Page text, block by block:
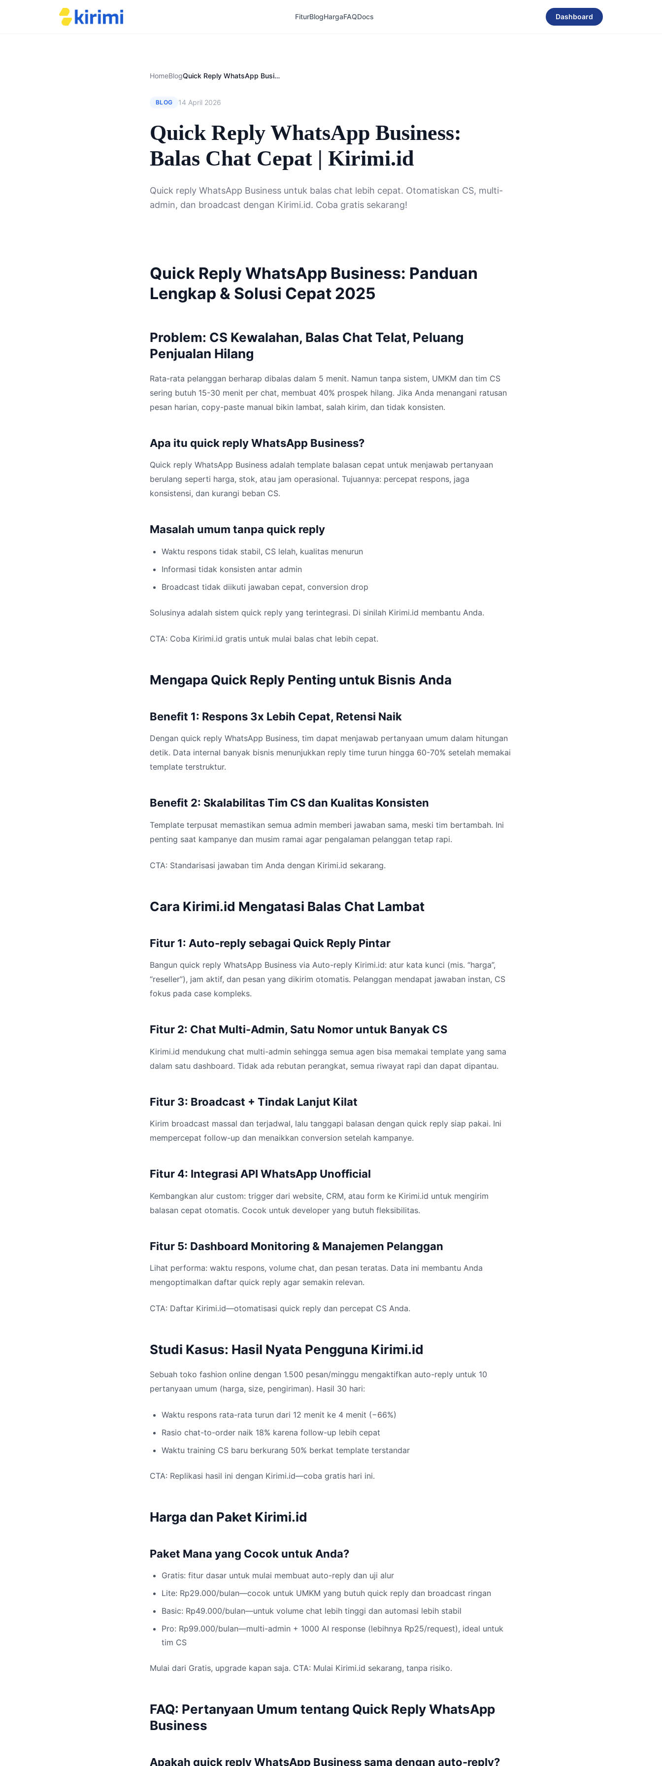
FiturBlogHargaFAQDocs Dashboard
HomeBlog Quick Reply WhatsApp Business: Balas Chat Cepat | Kirimi.id
BLOG 14 April 2026
Quick Reply WhatsApp Business:
Balas Chat Cepat | Kirimi.id
Quick reply WhatsApp Business untuk balas chat lebih cepat. Otomatiskan CS, multi-
admin, dan broadcast dengan Kirimi.id. Coba gratis sekarang!
Quick Reply WhatsApp Business: Panduan
Lengkap & Solusi Cepat 2025
Problem: CS Kewalahan, Balas Chat Telat, Peluang
Penjualan Hilang
Rata-rata pelanggan berharap dibalas dalam 5 menit. Namun tanpa sistem, UMKM dan tim CS
sering butuh 15-30 menit per chat, membuat 40% prospek hilang. Jika Anda menangani ratusan
pesan harian, copy-paste manual bikin lambat, salah kirim, dan tidak konsisten.
Apa itu quick reply WhatsApp Business?
Quick reply WhatsApp Business adalah template balasan cepat untuk menjawab pertanyaan
berulang seperti harga, stok, atau jam operasional. Tujuannya: percepat respons, jaga
konsistensi, dan kurangi beban CS.
Masalah umum tanpa quick reply
Waktu respons tidak stabil, CS lelah, kualitas menurun
Informasi tidak konsisten antar admin
Broadcast tidak diikuti jawaban cepat, conversion drop
Solusinya adalah sistem quick reply yang terintegrasi. Di sinilah Kirimi.id membantu Anda.
CTA: Coba Kirimi.id gratis untuk mulai balas chat lebih cepat.
Mengapa Quick Reply Penting untuk Bisnis Anda
Benefit 1: Respons 3x Lebih Cepat, Retensi Naik
Dengan quick reply WhatsApp Business, tim dapat menjawab pertanyaan umum dalam hitungan
detik. Data internal banyak bisnis menunjukkan reply time turun hingga 60-70% setelah memakai
template terstruktur.
Benefit 2: Skalabilitas Tim CS dan Kualitas Konsisten
Template terpusat memastikan semua admin memberi jawaban sama, meski tim bertambah. Ini
penting saat kampanye dan musim ramai agar pengalaman pelanggan tetap rapi.
CTA: Standarisasi jawaban tim Anda dengan Kirimi.id sekarang.
Cara Kirimi.id Mengatasi Balas Chat Lambat
Fitur 1: Auto-reply sebagai Quick Reply Pintar
Bangun quick reply WhatsApp Business via Auto-reply Kirimi.id: atur kata kunci (mis. “harga”,
“reseller”), jam aktif, dan pesan yang dikirim otomatis. Pelanggan mendapat jawaban instan, CS
fokus pada case kompleks.
Fitur 2: Chat Multi-Admin, Satu Nomor untuk Banyak CS
Kirimi.id mendukung chat multi-admin sehingga semua agen bisa memakai template yang sama
dalam satu dashboard. Tidak ada rebutan perangkat, semua riwayat rapi dan dapat dipantau.
Fitur 3: Broadcast + Tindak Lanjut Kilat
Kirim broadcast massal dan terjadwal, lalu tanggapi balasan dengan quick reply siap pakai. Ini
mempercepat follow-up dan menaikkan conversion setelah kampanye.
Fitur 4: Integrasi API WhatsApp Unofficial
Kembangkan alur custom: trigger dari website, CRM, atau form ke Kirimi.id untuk mengirim
balasan cepat otomatis. Cocok untuk developer yang butuh fleksibilitas.
Fitur 5: Dashboard Monitoring & Manajemen Pelanggan
Lihat performa: waktu respons, volume chat, dan pesan teratas. Data ini membantu Anda
mengoptimalkan daftar quick reply agar semakin relevan.
CTA: Daftar Kirimi.id—otomatisasi quick reply dan percepat CS Anda.
Studi Kasus: Hasil Nyata Pengguna Kirimi.id
Sebuah toko fashion online dengan 1.500 pesan/minggu mengaktifkan auto-reply untuk 10
pertanyaan umum (harga, size, pengiriman). Hasil 30 hari:
Waktu respons rata-rata turun dari 12 menit ke 4 menit (−66%)
Rasio chat-to-order naik 18% karena follow-up lebih cepat
Waktu training CS baru berkurang 50% berkat template terstandar
CTA: Replikasi hasil ini dengan Kirimi.id—coba gratis hari ini.
Harga dan Paket Kirimi.id
Paket Mana yang Cocok untuk Anda?
Gratis: fitur dasar untuk mulai membuat auto-reply dan uji alur
Lite: Rp29.000/bulan—cocok untuk UMKM yang butuh quick reply dan broadcast ringan
Basic: Rp49.000/bulan—untuk volume chat lebih tinggi dan automasi lebih stabil
Pro: Rp99.000/bulan—multi-admin + 1000 AI response (lebihnya Rp25/request), ideal untuk
tim CS
Mulai dari Gratis, upgrade kapan saja. CTA: Mulai Kirimi.id sekarang, tanpa risiko.
FAQ: Pertanyaan Umum tentang Quick Reply WhatsApp
Business
Apakah quick reply WhatsApp Business sama dengan auto-reply?